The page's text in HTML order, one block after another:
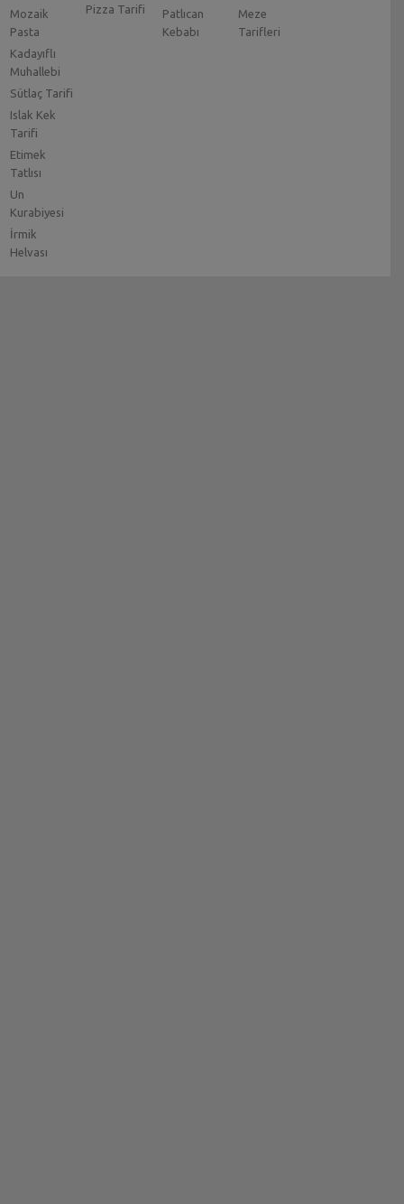
Mozaik
Pasta
Kadayıflı
Muhallebi
Sütlaç Tarifi
Islak Kek
Tarifi
Etimek
Tatlısı
Un
Kurabiyesi
İrmik
Helvası
Pizza Tarifi
Patlıcan
Kebabı
Meze
Tarifleri